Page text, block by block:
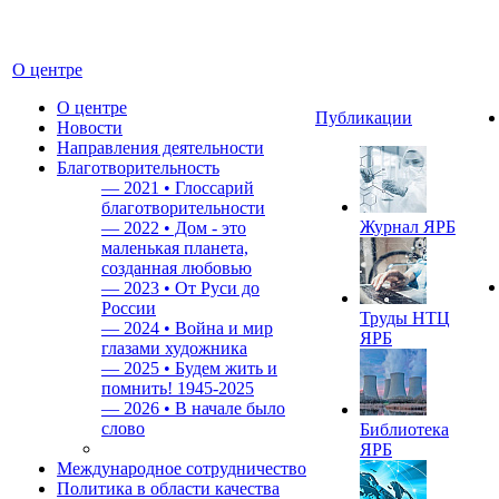
О центре
О центре
Новости
Направления деятельности
Благотворительность
— 2021 • Глоссарий
благотворительности
— 2022 • Дом - это
маленькая планета,
созданная любовью
— 2023 • От Руси до
России
— 2024 • Война и мир
глазами художника
— 2025 • Будем жить и
помнить! 1945-2025
— 2026 • В начале было
слово
Международное сотрудничество
Политика в области качества
Публикации
Журнал ЯРБ
Труды НТЦ
ЯРБ
Библиотека
ЯРБ